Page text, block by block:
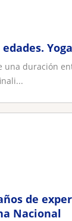
una duración
de
Nacional